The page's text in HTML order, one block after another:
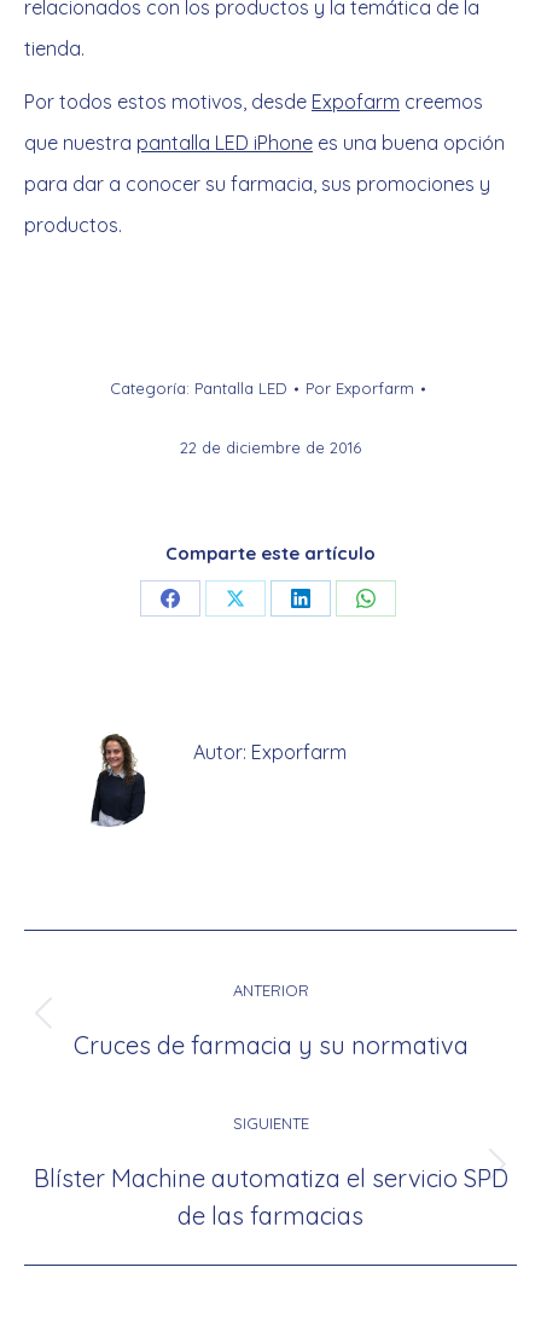
relacionados con los productos y la temática de la
tienda.
Por todos estos motivos, desde Expofarm creemos
que nuestra pantalla LED iPhone es una buena opción
para dar a conocer su farmacia, sus promociones y
productos.
Categoría: Pantalla LED Por Exporfarm
22 de diciembre de 2016
Comparte este artículo
Share Share Share Share
Autor: Exporfarm
entre
publicaciones
ANTERIOR
Publicación
Cruces de farmacia y su normativa
SIGUIENTE
Publicación
siguiente:
Blíster Machine automatiza el servicio SPD
de las farmacias